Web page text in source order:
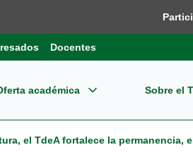
Docentes
académica Sobre el
el TdeA
el TdeA fortalece la